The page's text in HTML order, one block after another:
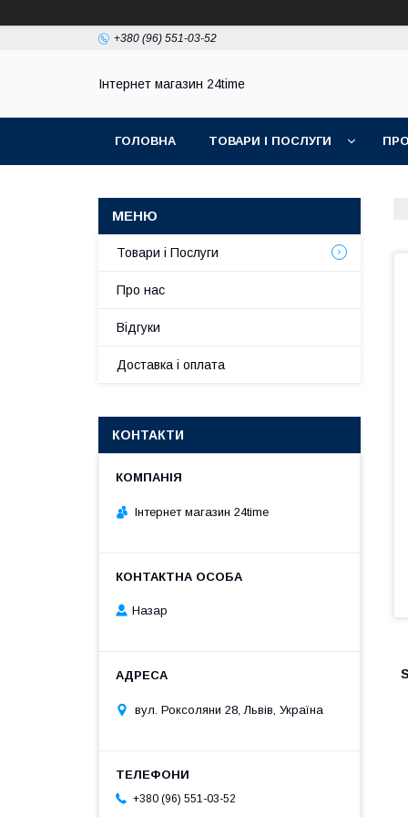
+380 (96) 551-03-52
Інтернет магазин 24time
ГОЛОВНА ТОВАРИ І ПОСЛУГИ
Товари і Послуги
Про нас
Відгуки
Доставка і оплата
КОНТАКТИ
Інтернет магазин 24time
Назар
вул. Роксоляни 28, Львів, Україна
+380 (96) 551-03-52